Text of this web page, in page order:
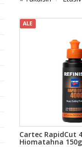
ALE
Cartec RapidCut
Hiomatahna 150g